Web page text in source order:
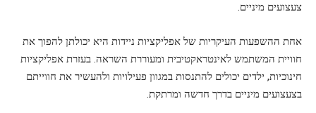
צעצועים מיניים.
אחת ההשפעות העיקריות של אפליקציות ניידות היא יכולתן להפוך את
חוויית המשתמש לאינטראקטיבית ומעוררת השראה. בעזרת אפליקציות
חינוכיות, ילדים יכולים להתנסות במגוון פעילויות ולהעשיר את חווייתם
בצעצועים מיניים בדרך חדשה ומרתקת.